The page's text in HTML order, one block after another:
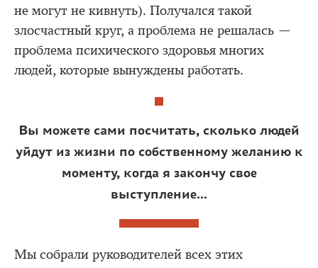
не могут не кивнуть). Получался такой
злосчастный круг, а проблема не решалась —
проблема психического здоровья многих
людей, которые вынуждены работать.
Вы можете сами посчитать, сколько людей
уйдут из жизни по собственному желанию к
моменту, когда я закончу свое
выступление...
Мы собрали руководителей всех этих